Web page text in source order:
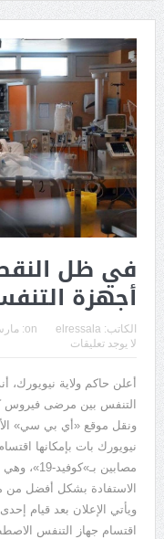
في ظل
أجهزة
الكاتب: elressala
on: مارس 27,
لا يوجد تعليقات
أعلن حاكم ولاية نيويورك،
التنفس بين مرضى فيروس
ونقل موقع «أي بي سي»
نيويورك بات بإمكانها
مصابين
الاستفادة بشكل أفضل من
ويأتي الإعلان بعد قيام
اقتسام جهاز التنفس